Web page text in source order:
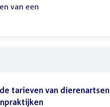
van een
tarieven van dierenartsen